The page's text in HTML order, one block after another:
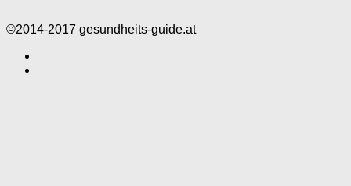
©2014-2017 gesundheits-guide.at